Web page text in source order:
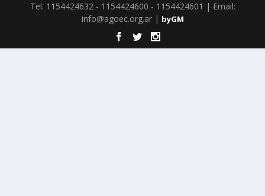
Tel. 1154424632 - 1154424600 - 1154424601 | Email:
info@agoec.org.ar | byGM